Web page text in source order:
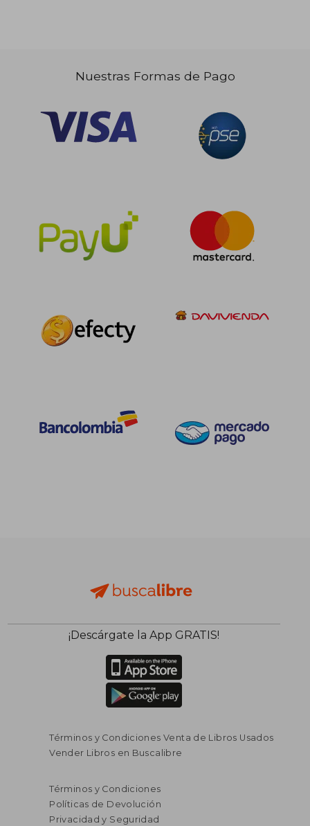
45% $ 70.421 45%
dcto.
$ 56.700
Nuestras Formas de Pago
¡Descárgate la App GRATIS!
Términos y Condiciones Venta de Libros Usados
Vender Libros en Buscalibre
Términos y Condiciones
Políticas de Devolución
Privacidad y Seguridad